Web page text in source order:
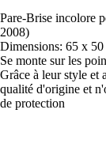
Pare-Brise incolore
2008)
Dimensions: 65 x
Se monte sur les
Grâce à leur style et
qualité d'origine et
de protection